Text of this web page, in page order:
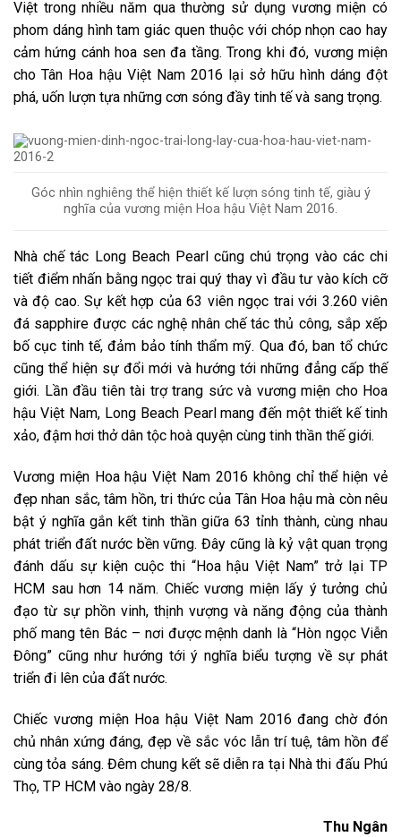
Việt trong nhiều năm qua thường sử dụng vương miện có
phom dáng hình tam giác quen thuộc với chóp nhọn cao hay
cảm hứng cánh hoa sen đa tầng. Trong khi đó, vương miện
cho Tân Hoa hậu Việt Nam 2016 lại sở hữu hình dáng đột
phá, uốn lượn tựa những cơn sóng đầy tinh tế và sang trọng.
Góc nhìn nghiêng thể hiện thiết kế lượn sóng tinh tế, giàu ý
nghĩa của vương miện Hoa hậu Việt Nam 2016.
Nhà chế tác Long Beach Pearl cũng chú trọng vào các chi
tiết điểm nhấn bằng ngọc trai quý thay vì đầu tư vào kích cỡ
và độ cao. Sự kết hợp của 63 viên ngọc trai với 3.260 viên
đá sapphire được các nghệ nhân chế tác thủ công, sắp xếp
bố cục tinh tế, đảm bảo tính thẩm mỹ. Qua đó, ban tổ chức
cũng thể hiện sự đổi mới và hướng tới những đẳng cấp thế
giới. Lần đầu tiên tài trợ trang sức và vương miện cho Hoa
hậu Việt Nam, Long Beach Pearl mang đến một thiết kế tinh
xảo, đậm hơi thở dân tộc hoà quyện cùng tinh thần thế giới.
Vương miện Hoa hậu Việt Nam 2016 không chỉ thể hiện vẻ
đẹp nhan sắc, tâm hồn, tri thức của Tân Hoa hậu mà còn nêu
bật ý nghĩa gắn kết tinh thần giữa 63 tỉnh thành, cùng nhau
phát triển đất nước bền vững. Đây cũng là kỷ vật quan trọng
đánh dấu sự kiện cuộc thi “Hoa hậu Việt Nam” trở lại TP
HCM sau hơn 14 năm. Chiếc vương miện lấy ý tưởng chủ
đạo từ sự phồn vinh, thịnh vượng và năng động của thành
phố mang tên Bác – nơi được mệnh danh là “Hòn ngọc Viễn
Đông” cũng như hướng tới ý nghĩa biểu tượng về sự phát
triển đi lên của đất nước.
Chiếc vương miện Hoa hậu Việt Nam 2016 đang chờ đón
chủ nhân xứng đáng, đẹp về sắc vóc lẫn trí tuệ, tâm hồn để
cùng tỏa sáng. Đêm chung kết sẽ diễn ra tại Nhà thi đấu Phú
Thọ, TP HCM vào ngày 28/8.
Thu Ngân